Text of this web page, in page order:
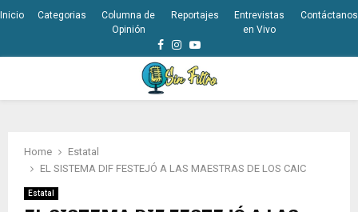
Inicio Categorias
Columna de
Opinión
Reportajes
Entrevistas
en Vivo
Contáctanos
Facebook
Instagram
Youtube
Home
Estatal
EL SISTEMA DIF FESTEJÓ A LAS MAESTRAS DE LOS CAIC
Estatal